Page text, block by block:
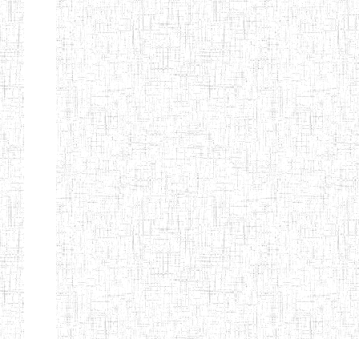
ENIEG DE
NKONGSAMBA
01/01/1958 ENIEG
ENIEG DE
YABASSI
01/11/2001 ENIEG
ENBIEG
D'EDEA
01/01/1975 ENIEG
ENBIEG DE
DOUALA
25/08/1986 ENIEG
ENIET DE
DOUALA
05/11/1998 ENIET
ENIET DE 05/08/2010 ENIET